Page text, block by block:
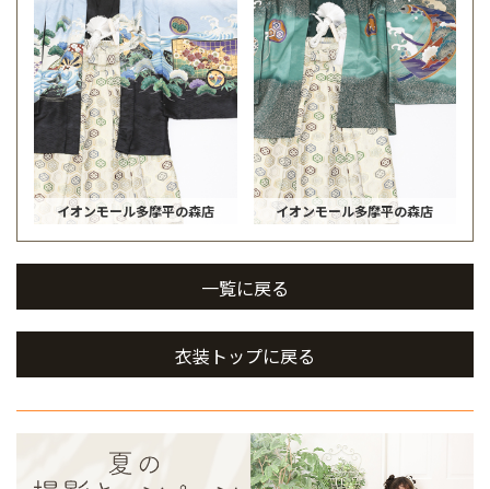
イオンモール多摩平の森店 イオンモール多摩平の森店
一覧に戻る
衣装トップに戻る